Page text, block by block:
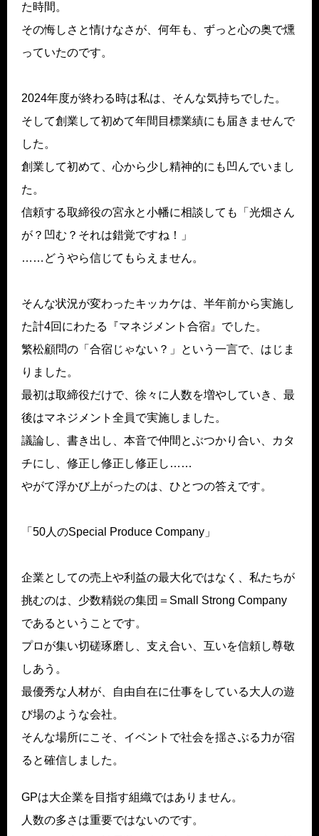
た時間。
その悔しさと情けなさが、何年も、ずっと心の奥で燻
っていたのです。
2024年度が終わる時は私は、そんな気持ちでした。
そして創業して初めて年間目標業績にも届きませんで
した。
創業して初めて、心から少し精神的にも凹んでいまし
た。
信頼する取締役の宮永と小幡に相談しても「光畑さん
が？凹む？それは錯覚ですね！」
……どうやら信じてもらえません。
そんな状況が変わったキッカケは、半年前から実施し
た計4回にわたる『マネジメント合宿』でした。
繁松顧問の「合宿じゃない？」という一言で、はじま
りました。
最初は取締役だけで、徐々に人数を増やしていき、最
後はマネジメント全員で実施しました。
議論し、書き出し、本音で仲間とぶつかり合い、カタ
チにし、修正し修正し修正し……
やがて浮かび上がったのは、ひとつの答えです。
「50人のSpecial Produce Company」
企業としての売上や利益の最大化ではなく、私たちが
挑むのは、少数精鋭の集団＝Small Strong Company
であるということです。
プロが集い切磋琢磨し、支え合い、互いを信頼し尊敬
しあう。
最優秀な人材が、自由自在に仕事をしている大人の遊
び場のような会社。
そんな場所にこそ、イベントで社会を揺さぶる力が宿
ると確信しました。
GPは大企業を目指す組織ではありません。
人数の多さは重要ではないのです。